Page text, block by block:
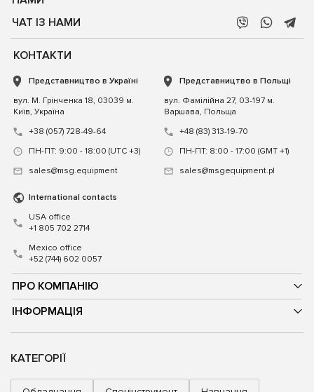
ЧАТ ІЗ НАМИ
ПРО КОМПАНІЮ
ІНФОРМАЦІЯ
КОНТАКТИ
Представництво в Україні
вул. М. Грінченка 18, 03039 м.
Київ, Україна
+38 (057) 728-49-64
ПН-ПТ: 9:00 - 18:00 (UTC +3)
sales@msg.equipment
Представництво в Польщі
вул. Фамілійна 27, 03-197 м.
Варшава, Польща
+48 (83) 313-19-70
ПН-ПТ: 8:00 - 17:00 (GMT +1)
sales@msgequipment.pl
International contacts
USA office
+1 805 702 2714
Mexico office
+52 (744) 602 0057
КАТЕГОРІЇ